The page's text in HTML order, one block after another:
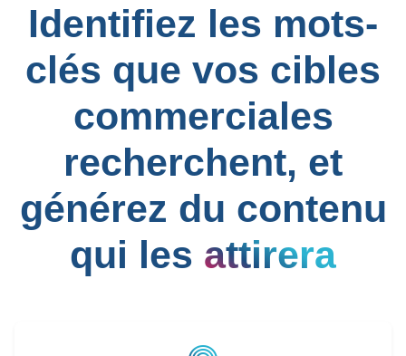
Identifiez les mots-
clés que vos cibles
commerciales
recherchent, et
générez du contenu
qui les attirera